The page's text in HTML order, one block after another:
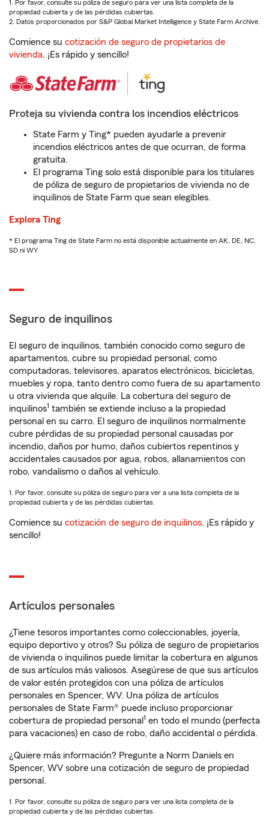
1. Por favor, consulte su póliza de seguro para ver una lista completa de la
propiedad cubierta y de las pérdidas cubiertas.
2. Datos proporcionados por S&P Global Market Intelligence y State Farm Archive.
Comience su cotización de seguro de propietarios de
vivienda. ¡Es rápido y sencillo!
Proteja su vivienda contra los incendios eléctricos
State Farm y Ting* pueden ayudarle a prevenir
incendios eléctricos antes de que ocurran, de forma
gratuita.
El programa Ting solo está disponible para los titulares
de póliza de seguro de propietarios de vivienda no de
inquilinos de State Farm que sean elegibles.
Explora Ting
* El programa Ting de State Farm no está disponible actualmente en AK, DE, NC,
SD ni WY
Seguro de inquilinos
El seguro de inquilinos, también conocido como seguro de
apartamentos, cubre su propiedad personal, como
computadoras, televisores, aparatos electrónicos, bicicletas,
muebles y ropa, tanto dentro como fuera de su apartamento
u otra vivienda que alquile. La cobertura del seguro de
inquilinos1 también se extiende incluso a la propiedad
personal en su carro. El seguro de inquilinos normalmente
cubre pérdidas de su propiedad personal causadas por
incendio, daños por humo, daños cubiertos repentinos y
accidentales causados por agua, robos, allanamientos con
robo, vandalismo o daños al vehículo.
1. Por favor, consulte su póliza de seguro para ver a una lista completa de la
propiedad cubierta y de las pérdidas cubiertas.
Comience su cotización de seguro de inquilinos. ¡Es rápido y
sencillo!
Artículos personales
¿Tiene tesoros importantes como coleccionables, joyería,
equipo deportivo y otros? Su póliza de seguro de propietarios
de vivienda o inquilinos puede limitar la cobertura en algunos
de sus artículos más valiosos. Asegúrese de que sus artículos
de valor estén protegidos con una póliza de artículos
personales en Spencer, WV. Una póliza de artículos
personales de State Farm® puede incluso proporcionar
cobertura de propiedad personal 1 en todo el mundo (perfecta
para vacaciones) en caso de robo, daño accidental o pérdida.
¿Quiere más información? Pregunte a Norm Daniels en
Spencer, WV sobre una cotización de seguro de propiedad
personal.
1. Por favor, consulte su póliza de seguro para ver una lista completa de la
propiedad cubierta y de las pérdidas cubiertas.